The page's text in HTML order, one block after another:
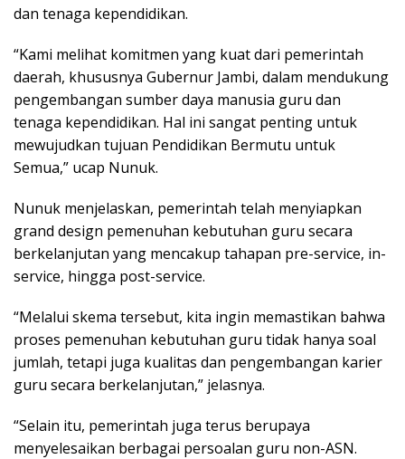
dan tenaga kependidikan.
“Kami melihat komitmen yang kuat dari pemerintah
daerah, khususnya Gubernur Jambi, dalam mendukung
pengembangan sumber daya manusia guru dan
tenaga kependidikan. Hal ini sangat penting untuk
mewujudkan tujuan Pendidikan Bermutu untuk
Semua,” ucap Nunuk.
Nunuk menjelaskan, pemerintah telah menyiapkan
grand design pemenuhan kebutuhan guru secara
berkelanjutan yang mencakup tahapan pre-service, in-
service, hingga post-service.
“Melalui skema tersebut, kita ingin memastikan bahwa
proses pemenuhan kebutuhan guru tidak hanya soal
jumlah, tetapi juga kualitas dan pengembangan karier
guru secara berkelanjutan,” jelasnya.
“Selain itu, pemerintah juga terus berupaya
menyelesaikan berbagai persoalan guru non-ASN.